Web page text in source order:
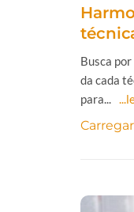
Busca
da cada
para...